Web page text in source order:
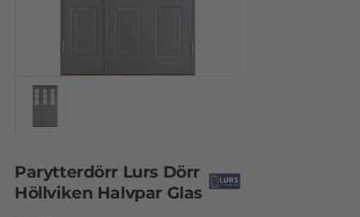
Parytterdörr Lurs Dörr
Höllviken Halvpar Glas